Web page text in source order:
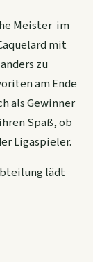
Meister im
mit
zu
am Ende
als Gewinner
Spaß, ob
Ligaspieler.
lädt